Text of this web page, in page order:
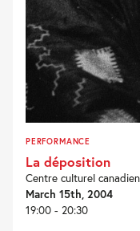
PERFORMANCE
La déposition
Centre culturel
March 15th, 2004
19:00 - 20:30